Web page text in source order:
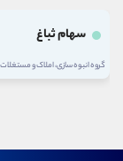
سهام ثباغ
گروه انبوه سازی، املاک و مستغلات